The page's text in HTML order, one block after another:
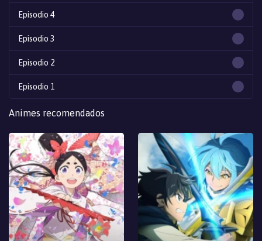
Episodio 4
Episodio 3
Episodio 2
Episodio 1
Animes recomendados